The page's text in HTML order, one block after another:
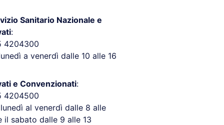
Sanitario Nazionale e
:
4204300
a venerdì dalle 10 alle 16
e Convenzionati:
4204500
al venerdì dalle 8 alle
il sabato dalle 9 alle 13